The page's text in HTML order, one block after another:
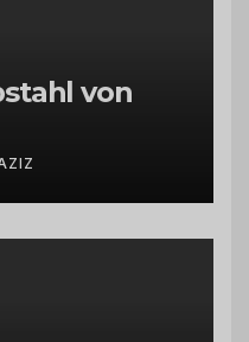
von